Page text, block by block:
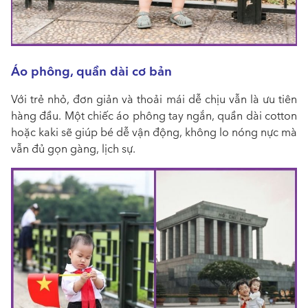
Áo phông, quần dài cơ bản
Với trẻ nhỏ, đơn giản và thoải mái dễ chịu vẫn là ưu tiên
hàng đầu. Một chiếc áo phông tay ngắn, quần dài cotton
hoặc kaki sẽ giúp bé dễ vận động, không lo nóng nực mà
vẫn đủ gọn gàng, lịch sự.